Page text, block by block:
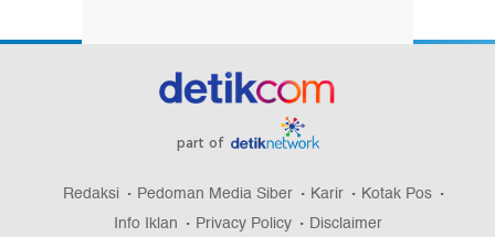
part of
Redaksi Pedoman Media Siber Karir
Kotak Pos
Info Iklan
Privacy Policy Disclaimer